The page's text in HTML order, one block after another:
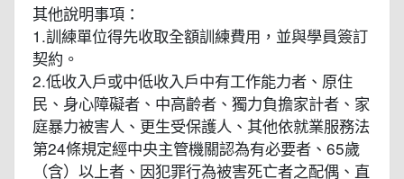
其他說明事項：
1.訓練單位得先收取全額訓練費用，並與學員簽訂
契約。
2.低收入戶或中低收入戶中有工作能力者、原住
民、身心障礙者、中高齡者、獨力負擔家計者、家
庭暴力被害人、更生受保護人、其他依就業服務法
第24條規定經中央主管機關認為有必要者、65歲
（含）以上者、因犯罪行為被害死亡者之配偶、直